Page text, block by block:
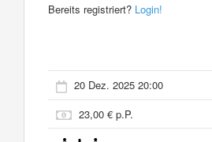
Bereits registriert? Login!
20 Dez. 2025 20:00
23,00 € p.P.